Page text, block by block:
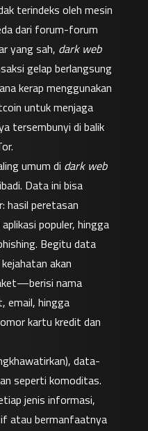
terindeks oleh mesin
dari forum-forum
yang sah, dark web
gelap berlangsung
kerap menggunakan
untuk menjaga
tersembunyi di balik
umum di dark web
Data ini bisa
hasil peretasan
populer, hingga
Begitu data
akan
nama
email, hingga
kartu kredit dan
data-
seperti komoditas.
jenis informasi,
atau bermanfaatnya